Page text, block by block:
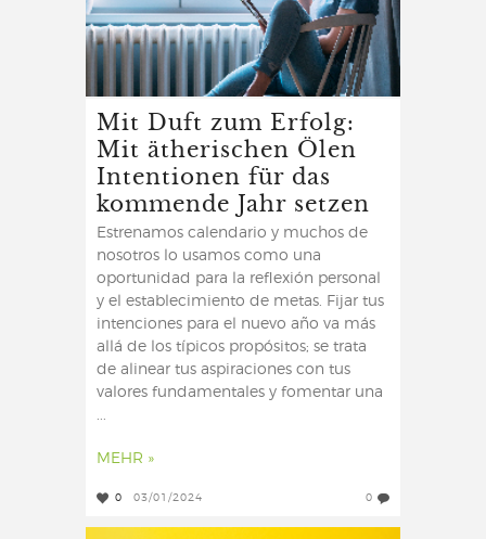
Mit Duft zum Erfolg:
Mit ätherischen Ölen
Intentionen für das
kommende Jahr setzen
Estrenamos calendario y muchos de
nosotros lo usamos como una
oportunidad para la reflexión personal
y el establecimiento de metas. Fijar tus
intenciones para el nuevo año va más
allá de los típicos propósitos; se trata
de alinear tus aspiraciones con tus
valores fundamentales y fomentar una
...
MEHR »
0 03/01/2024 0